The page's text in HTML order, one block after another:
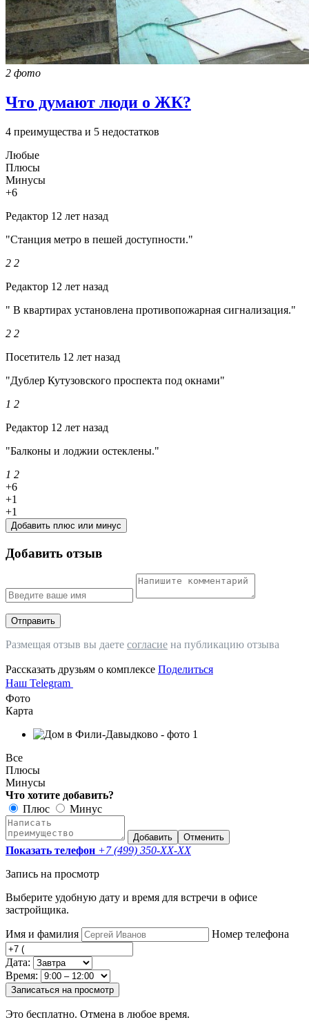
2 фото
Что думают люди о ЖК?
4 преимущества и 5 недостатков
Любые
Плюсы
Минусы
+6
Редактор 12 лет назад
"Станция метро в пешей доступности."
2 2
Редактор 12 лет назад
" В квартирах установлена противопожарная сигнализация."
2 2
Посетитель 12 лет назад
"Дублер Кутузовского проспекта под окнами"
1 2
Редактор 12 лет назад
"Балконы и лоджии остеклены."
1 2
+6
+1
+1
Добавить плюс или минус
Добавить отзыв
Отправить
Размещая отзыв вы даете согласие на публикацию отзыва
Рассказать друзьям о комплексе Поделиться
Наш Telegram
Фото
Карта
Все
Плюсы
Минусы
Что хотите добавить?
Плюс
Минус
Добавить Отменить
Показать телефон +7 (499) 350-XX-XX
Запись на просмотр
Выберите удобную дату и время для встречи в офисе
застройщика.
Имя и фамилия Номер телефона
Дата:
Время:
Записаться на просмотр
Это бесплатно. Отмена в любое время.